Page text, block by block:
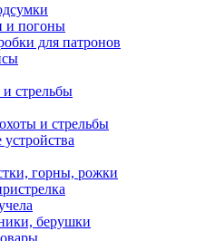
и погоны
для патронов
стрельбы
и стрельбы
горны, рожки
берушки